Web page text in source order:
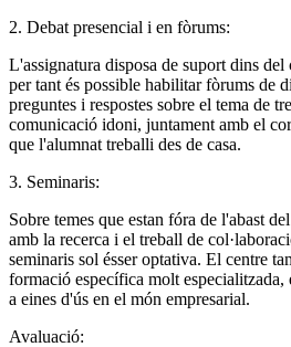
2. Debat presencial i en fòrums:
L'assignatura disposa de suport dins
per tant és possible habilitar fòrums de
preguntes i respostes sobre el tema de
comunicació idoni, juntament amb el
que l'alumnat treballi des de casa.
3. Seminaris:
Sobre temes que estan fóra de l'abast
amb la recerca i el treball de
seminaris sol ésser optativa. El centre
formació específica molt especialitzada,
a eines d'ús en el món empresarial.
Avaluació: